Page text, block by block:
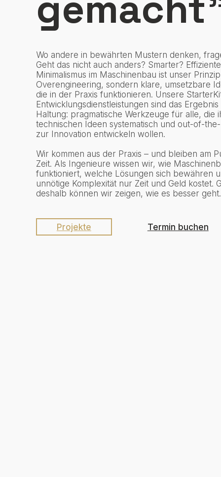
Wo andere in bewährten Mustern denken,
Geht das nicht auch anders? Smarter?
Minimalismus im Maschinenbau ist unser
Overengineering, sondern klare, umsetzbare
die in der Praxis funktionieren. Unsere
Entwicklungsdienstleistungen sind das Ergebnis
Haltung: pragmatische Werkzeuge für alle, die
technischen Ideen systematisch und out-of-
zur Innovation entwickeln wollen.
Wir kommen aus der Praxis – und bleiben am
Zeit. Als Ingenieure wissen wir, wie
funktioniert, welche Lösungen sich bewähren
unnötige Komplexität nur Zeit und Geld kostet.
deshalb können wir zeigen, wie es besser geht.
Projekte Termin buchen